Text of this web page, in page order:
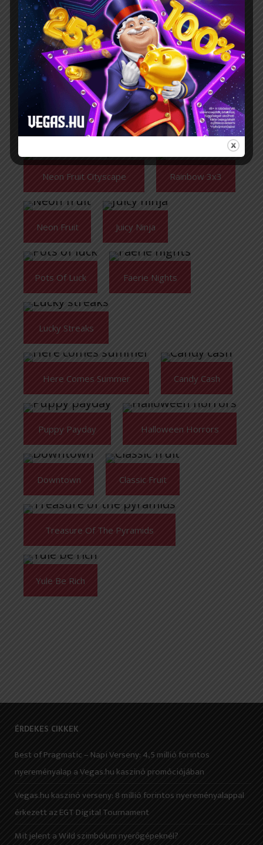
Gladiators Of Rome Fruity 3x3
Jackpot 3x3 Red Dragon
Football 3x3 Blazing 777
Neon Fruit Cityscape Rainbow 3x3
Neon Fruit Juicy Ninja
Pots Of Luck Faerie Nights
Lucky Streaks
Here Comes Summer Candy Cash
Puppy Payday Halloween Horrors
Downtown Classic Fruit
Treasure Of The Pyramids
Yule Be Rich
ÉRDEKES CIKKEK
Best of Pragmatic – Napi Verseny: 4,5 millió forintos
nyereményalap a Vegas.hu kaszinó promóciójában
Vegas.hu kaszinó verseny: 8 millió forintos nyereményalappal
érkezett az EGT Digital Tournament
Mit jelent a Wild szimbólum nyerőgépeknél?